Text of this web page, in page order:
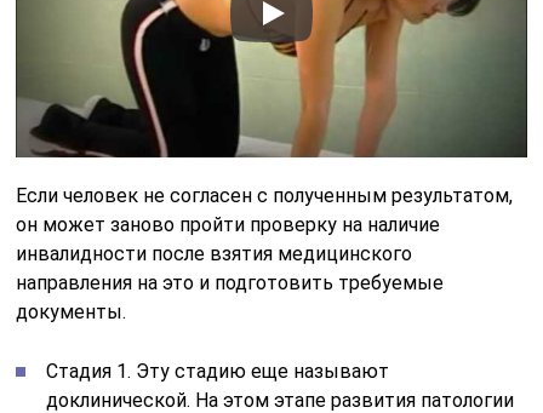
Если человек не согласен с полученным результатом,
он может заново пройти проверку на наличие
инвалидности после взятия медицинского
направления на это и подготовить требуемые
документы.
Стадия 1. Эту стадию еще называют
доклинической. На этом этапе развития патологии